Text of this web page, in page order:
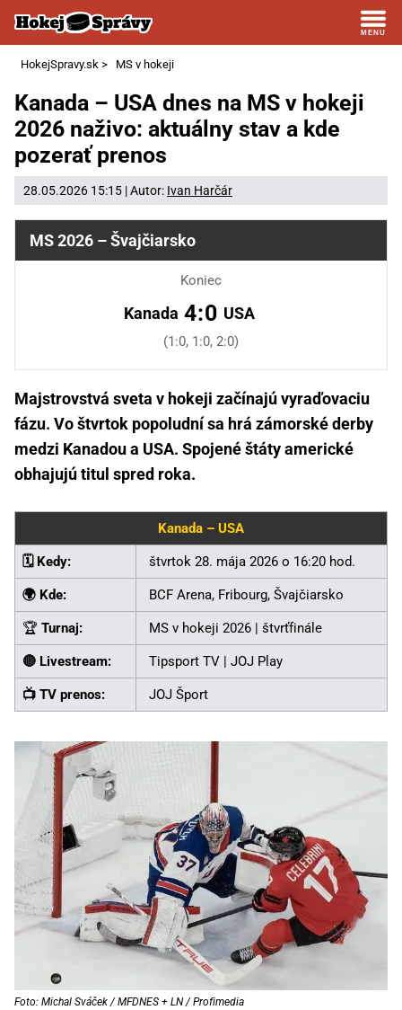
HokejSpravy.sk > MS v hokeji
Kanada – USA dnes na MS v hokeji
2026 naživo: aktuálny stav a kde
pozerať prenos
28.05.2026 15:15 | Autor: Ivan Harčár
MS 2026 – Švajčiarsko
Koniec
Kanada 4:0 USA
(1:0, 1:0, 2:0)
Majstrovstvá sveta v hokeji začínajú vyraďovaciu
fázu. Vo štvrtok popoludní sa hrá zámorské derby
medzi Kanadou a USA. Spojené štáty americké
obhajujú titul spred roka.
Kanada – USA
🗓️ Kedy: štvrtok 28. mája 2026 o 16:20 hod.
🌍 Kde: BCF Arena, Fribourg, Švajčiarsko
🏆 Turnaj: MS v hokeji 2026 | štvrťfinále
🔴 Livestream: Tipsport TV | JOJ Play
📺 TV prenos: JOJ Šport
Foto: Michal Sváček / MFDNES + LN / Profimedia